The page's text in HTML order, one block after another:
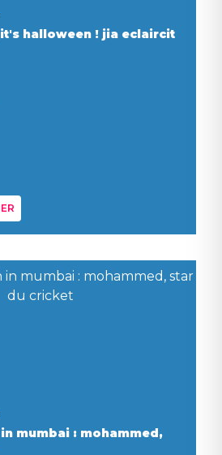
halloween ! jia eclaircit
mumbai : mohammed,